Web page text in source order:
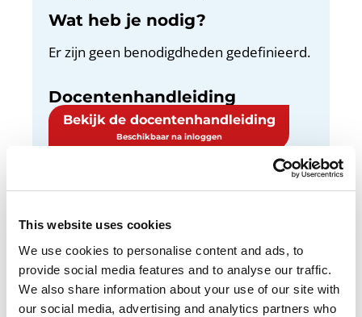
This website uses cookies
We use cookies to personalise content and ads, to
provide social media features and to analyse our traffic.
We also share information about your use of our site with
our social media, advertising and analytics partners who
Wat heb je nodig?
Er zijn geen benodigdheden gedefinieerd.
Docentenhandleiding
Bekijk de docentenhandleiding
Weet jij wat voor beroepen de mensen in jouw
omgeving hebben? En wat zij hebben gedaan
om dat beroep te leren? In deze opdracht
vraag je drie volwassenen daar iets meer over
te vertellen.